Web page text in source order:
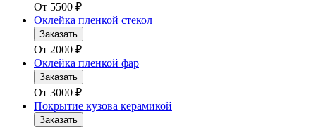
От 5500 ₽
Оклейка пленкой стекол
Заказать
От 2000 ₽
Оклейка пленкой фар
Заказать
От 3000 ₽
Покрытие кузова керамикой
Заказать